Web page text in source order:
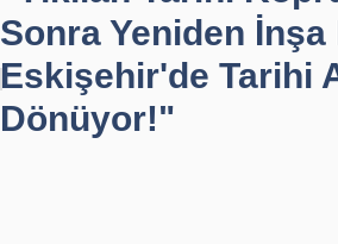
Sonra Yeniden
Eskişehir'de Tarihi
Dönüyor!"